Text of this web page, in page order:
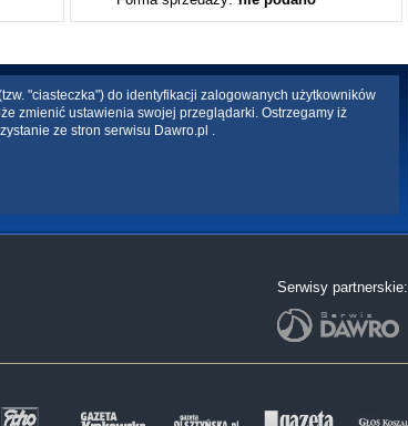
"ciasteczka") do identyfikacji zalogowanych użytkowników
zmienić ustawienia swojej przeglądarki. Ostrzegamy iż
ze stron serwisu Dawro.pl .
Serwisy partnerskie: